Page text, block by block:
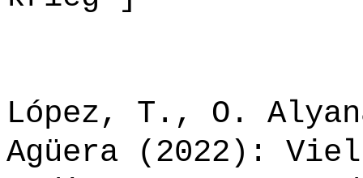
López, T., O.
Agüera (2022):